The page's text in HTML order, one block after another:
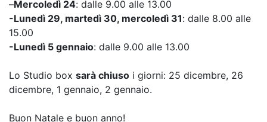
–Mercoledì 24: dalle 9.00 alle 13.00
-Lunedì 29, martedì 30, mercoledì 31: dalle 8.00 alle
15.00
-Lunedì 5 gennaio: dalle 9.00 alle 13.00
Lo Studio box sarà chiuso i giorni: 25 dicembre, 26
dicembre, 1 gennaio, 2 gennaio.
Buon Natale e buon anno!